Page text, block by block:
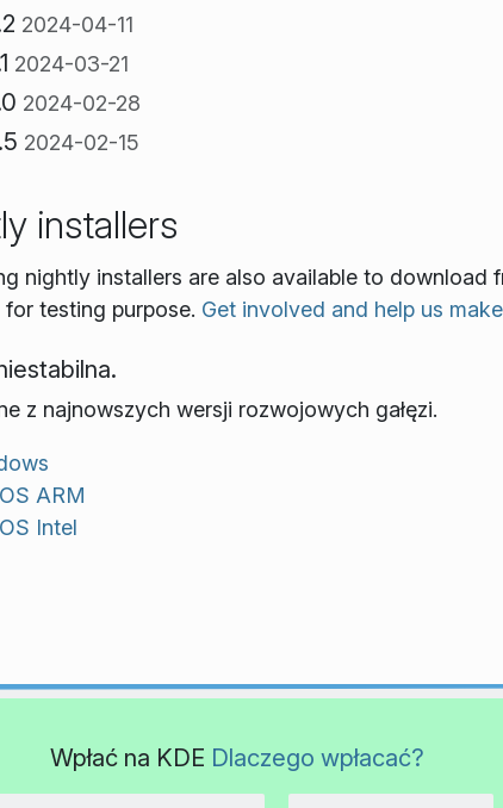
2024-04-11
2024-03-21
2024-02-28
2024-02-15
installers
nightly installers are also available to download
testing purpose. Get involved and help us
z najnowszych wersji rozwojowych gałęzi.
ARM
Intel
Wpłać na KDE Dlaczego wpłacać?